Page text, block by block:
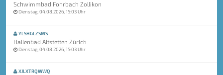
Schwimmbad Fohrbach Zollikon
Dienstag, 04.08.2026, 15:03 Uhr
YLSHGLZSMS
Hallenbad Altstetten Zürich
Dienstag, 04.08.2026, 15:03 Uhr
XJLXTRQWWQ